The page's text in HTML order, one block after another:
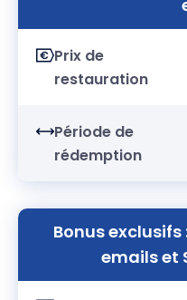
Prix de
restauration
Période de
rédemption
Bonus
emails et